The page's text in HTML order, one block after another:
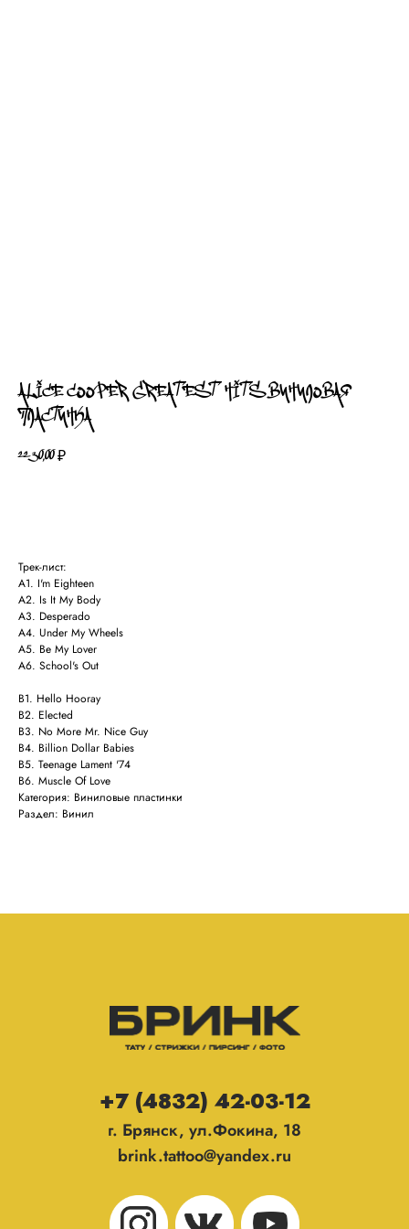
ALICE COOPER GREATEST HITS ВИНИЛОВАЯ
ПЛАСТИНКА
2230,00 ₽
Трек-лист:
A1. I'm Eighteen
A2. Is It My Body
A3. Desperado
A4. Under My Wheels
A5. Be My Lover
A6. School's Out
B1. Hello Hooray
B2. Elected
B3. No More Mr. Nice Guy
B4. Billion Dollar Babies
B5. Teenage Lament '74
B6. Muscle Of Love
Категория: Виниловые пластинки
Раздел: Винил
г. Брянск, ул.Фокина, 18
brink.tattoo@yandex.ru
+7 (4832) 42-03-12